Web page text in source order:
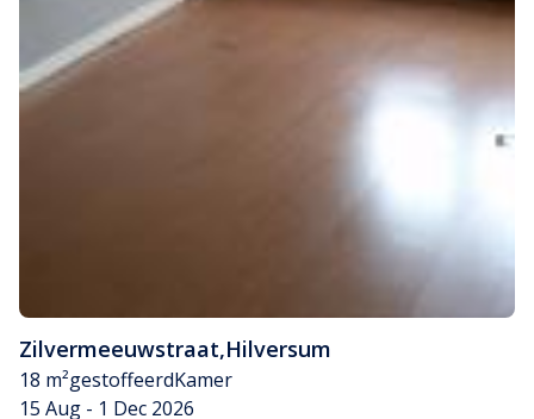
Zilvermeeuwstraat,Hilversum
18 m²gestoffeerdKamer
15 Aug - 1 Dec 2026